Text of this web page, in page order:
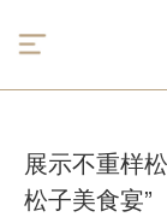
展示不重样
松子美食宴”